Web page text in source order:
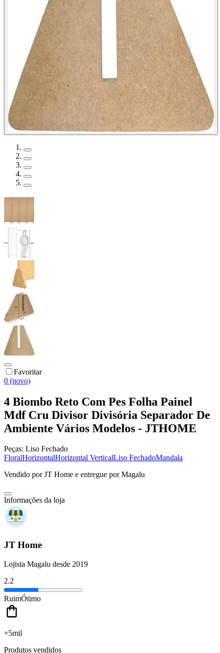
Favoritar
0 (novo)
4 Biombo Reto Com Pes Folha Painel
Mdf Cru Divisor Divisória Separador De
Ambiente Vários Modelos - JTHOME
Peças: Liso Fechado
FloralHorizontalHorizontal VerticalLiso FechadoMandala
Vendido porJT Home e entregue por Magalu
Informações da loja
JT Home
Lojista Magalu desde 2019
2.2
RuimÓtimo
+5mil
Produtos vendidos